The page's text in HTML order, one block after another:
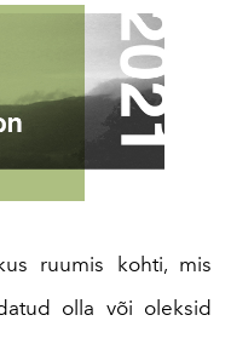
ruumis kohti, mis
olla või oleksid